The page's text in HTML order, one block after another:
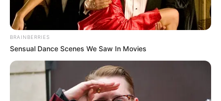
BRAINBERRIES
Sensual Dance Scenes We Saw In Movies